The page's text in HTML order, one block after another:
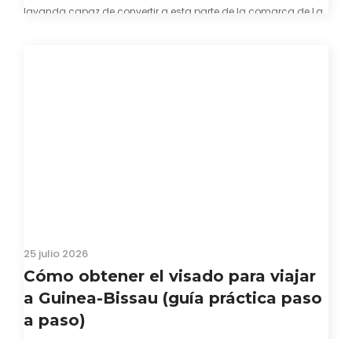
lavanda capaz de convertir a esta parte de la comarca de La
25 julio 2026
Cómo obtener el visado para viajar
a Guinea-Bissau (guía práctica paso
a paso)